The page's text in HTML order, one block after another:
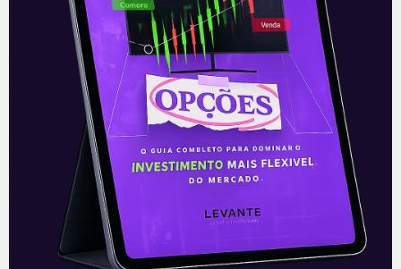
Ressaltamos que, apesar da maior
competição, este movimento também traz
oportunidades para as empresas já listadas
do setor. De fato, a listagem de novas
companhias é um retrato do interesse que o
setor tem despertado nos investidores.
Portanto, revela que há capital disponível